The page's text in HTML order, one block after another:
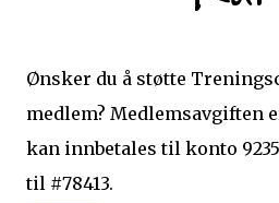
Ønsker du å støtte
medlem? Medlemsavgiften
kan innbetales til konto
til #78413.